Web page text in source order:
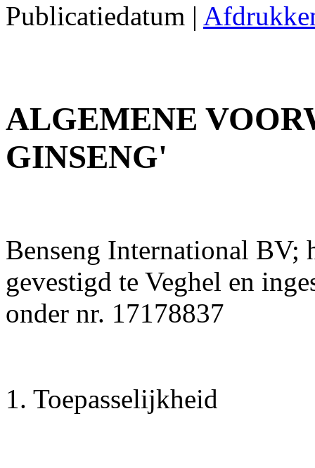
Publicatiedatum |
ALGEMENE
GINSENG'
Benseng International BV;
gevestigd te Veghel en
onder nr. 17178837
1. Toepasselijkheid